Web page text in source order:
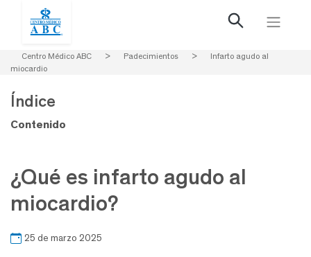
Centro Médico ABC > Padecimientos >
Infarto agudo al
miocardio
¿Qué es infarto agudo al
miocardio?
25 de marzo 2025
Índice
Contenido